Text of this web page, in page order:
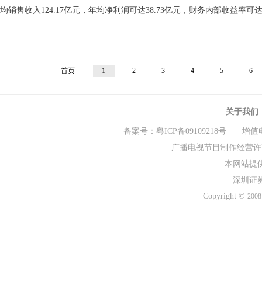
均销售收入124.17亿元，年均净利润可达38.73亿元，财务内部收益率可
首页 1 2 3 4 5 6
关于我们
备案号：粤ICP备09109218号
增值
广播电视节目制作经营
本网站提
深圳证
Copyright ©